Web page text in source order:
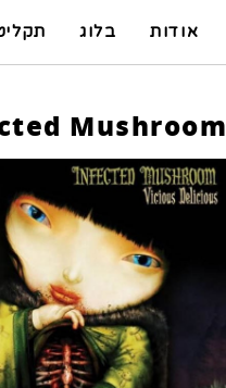
אודות בלוג
Mushroom